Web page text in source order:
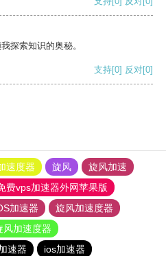
探索知识的奥秘。
支持[0] 反对[0]
速度器 旋风
旋风加速
费vps加速器外网苹果版
加速器
旋风加速度器
风加速度器
速器 ios加速器